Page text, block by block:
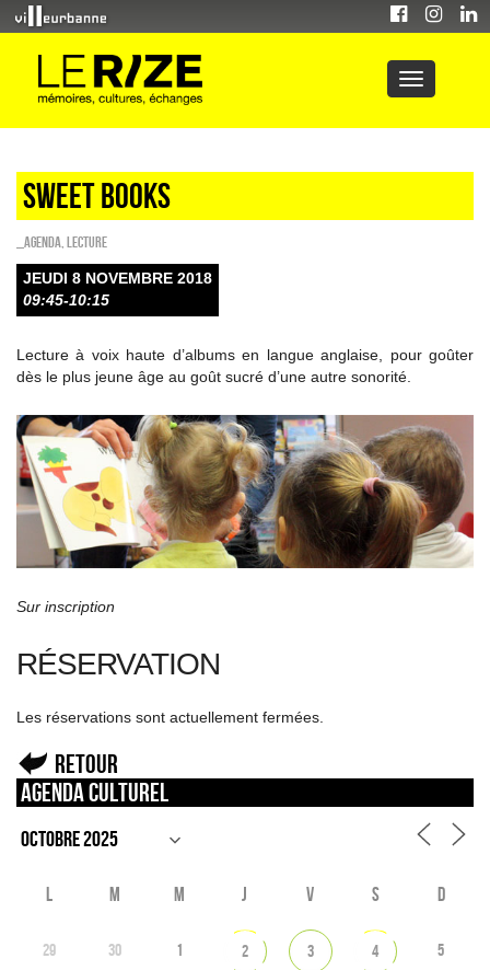
Sweet Books
_Agenda Lecture
JEUDI 8 NOVEMBRE 2018
09:45-10:15
Lecture à voix haute d’albums en langue anglaise, pour goûter
dès le plus jeune âge au goût sucré d’une autre sonorité.
Sur inscription
RÉSERVATION
Les réservations sont actuellement fermées.
Retour
Agenda culturel
L M M J V S D
29 30 1 2 3 4 5